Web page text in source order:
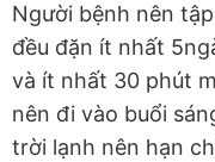
Người bệnh nên
đều đặn ít nhất
và ít nhất 30 phút
nên đi vào buổi
trời lạnh nên hạn